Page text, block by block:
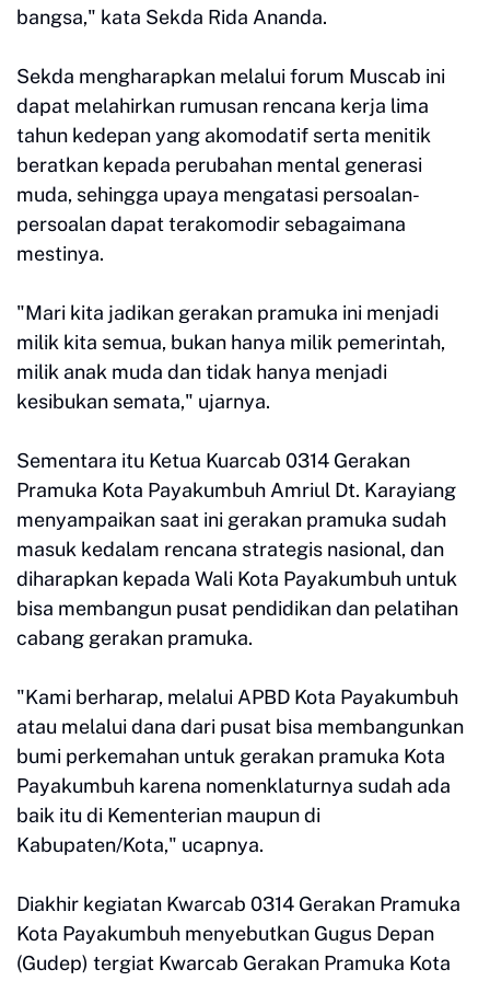
bangsa," kata Sekda Rida Ananda.
Sekda mengharapkan melalui forum Muscab ini
dapat melahirkan rumusan rencana kerja lima
tahun kedepan yang akomodatif serta menitik
beratkan kepada perubahan mental generasi
muda, sehingga upaya mengatasi persoalan-
persoalan dapat terakomodir sebagaimana
mestinya.
"Mari kita jadikan gerakan pramuka ini menjadi
milik kita semua, bukan hanya milik pemerintah,
milik anak muda dan tidak hanya menjadi
kesibukan semata," ujarnya.
Sementara itu Ketua Kuarcab 0314 Gerakan
Pramuka Kota Payakumbuh Amriul Dt. Karayiang
menyampaikan saat ini gerakan pramuka sudah
masuk kedalam rencana strategis nasional, dan
diharapkan kepada Wali Kota Payakumbuh untuk
bisa membangun pusat pendidikan dan pelatihan
cabang gerakan pramuka.
"Kami berharap, melalui APBD Kota Payakumbuh
atau melalui dana dari pusat bisa membangunkan
bumi perkemahan untuk gerakan pramuka Kota
Payakumbuh karena nomenklaturnya sudah ada
baik itu di Kementerian maupun di
Kabupaten/Kota," ucapnya.
Diakhir kegiatan Kwarcab 0314 Gerakan Pramuka
Kota Payakumbuh menyebutkan Gugus Depan
(Gudep) tergiat Kwarcab Gerakan Pramuka Kota